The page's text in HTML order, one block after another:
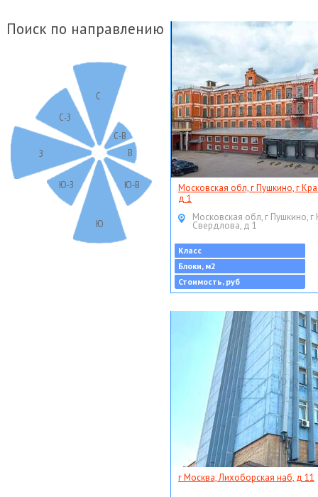
Поиск по направлению
С
С-В
В
Ю-В
Ю
Ю-З
З
С-З
Московская обл, г Пушкино, г
д 1
Московская обл, г Пушкино, г
Свердлова, д 1
Класс
Блоки, м2
Стоимость, руб
г Москва, Лихоборская наб, д 11